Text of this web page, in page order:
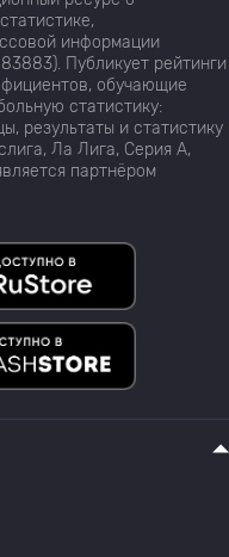
информации
Публикует рейтинги
обучающие
статистику:
результаты и статистику
Ла Лига, Серия А,
партнёром